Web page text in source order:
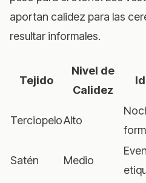
aportan calidez para las
resultar informales.
Tejido
Nivel de
Calidez
TerciopeloAlto
Satén Medio